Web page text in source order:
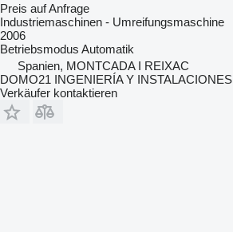
Preis auf Anfrage
Industriemaschinen - Umreifungsmaschine
2006
Betriebsmodus Automatik
Spanien, MONTCADA I REIXAC
DOMO21 INGENIERÍA Y INSTALACIONES
Verkäufer kontaktieren